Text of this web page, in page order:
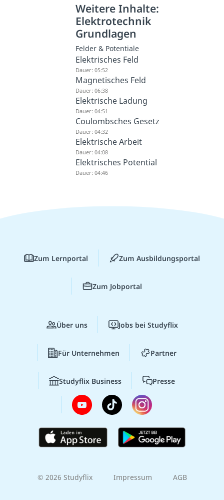
Weitere Inhalte:
Elektrotechnik
Grundlagen
Felder & Potentiale
Elektrisches Feld
Dauer: 05:52
Magnetisches Feld
Dauer: 06:38
Elektrische Ladung
Dauer: 04:51
Coulombsches Gesetz
Dauer: 04:32
Elektrische Arbeit
Dauer: 04:08
Elektrisches Potential
Dauer: 04:46
Zum Lernportal Zum Ausbildungsportal
Zum Jobportal
Über uns Jobs bei Studyflix
Für Unternehmen Partner
Studyflix Business Presse
© 2026 Studyflix Impressum AGB